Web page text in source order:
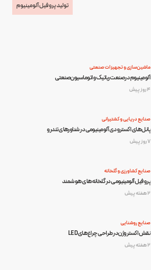
تولید پروفیل آلومینیوم
ماشین‌سازی و تجهیزات صنعتی
آلومینیوم در صنعت رباتیک و اتوماسیون صنعتی
4 روز پیش
صنایع دریایی و کشتیرانی
پانل‌های اکسترودی آلومینیومی در شناورهای تندرو
7 روز پیش
صنایع کشاورزی و گلخانه
پروفیل آلومینیومی در گلخانه‌های هوشمند
2 هفته پیش
صنایع روشنایی
نقش اکستروژن در طراحی چراغ‌های LED
2 هفته پیش